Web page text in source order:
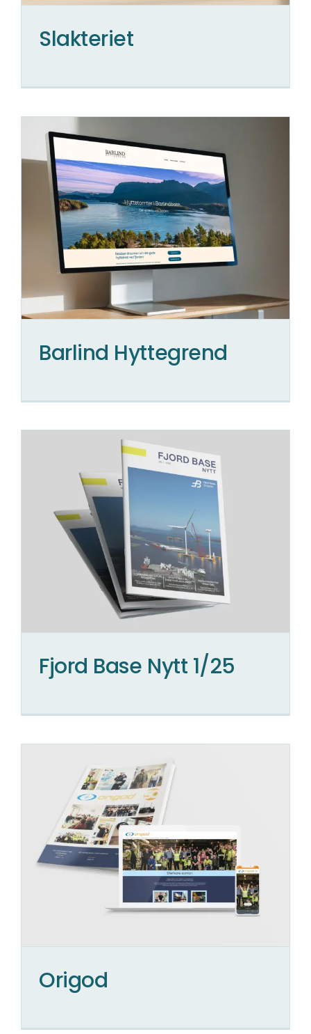
Slakteriet
Barlind Hyttegrend
Fjord Base Nytt 1/25
Origod